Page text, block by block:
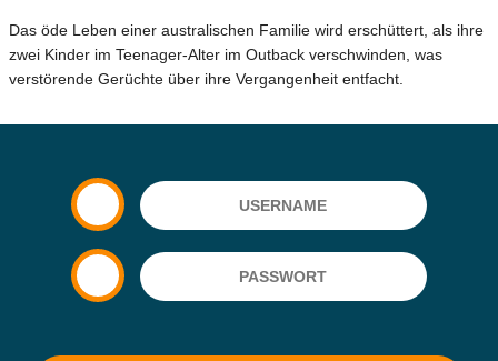
Das öde Leben einer australischen Familie wird erschüttert, als ihre
zwei Kinder im Teenager-Alter im Outback verschwinden, was
verstörende Gerüchte über ihre Vergangenheit entfacht.